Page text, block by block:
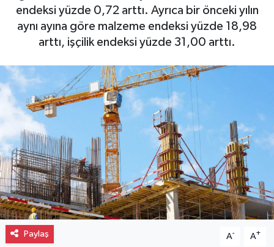
endeksi yüzde 0,72 arttı. Ayrıca bir önceki yılın
aynı ayına göre malzeme endeksi yüzde 18,98
arttı, işçilik endeksi yüzde 31,00 arttı.
Paylaş A- A+
Magazin
Gayrimenkul
Spor
Eğitim